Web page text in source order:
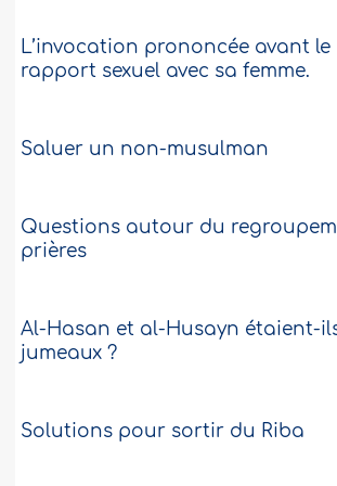
L’invocation prononcée avant le
rapport sexuel avec sa femme.
Saluer un non-musulman
Questions autour du
prières
Al-Hasan et al-Husayn étaient-
jumeaux ?
Solutions pour sortir du Riba